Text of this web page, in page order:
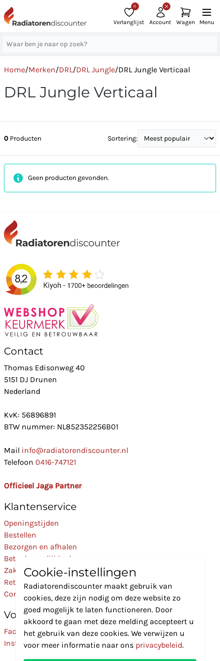
0
Verlanglijst Account Wagen Menu
Home/Merken/DRL/DRL Jungle/DRL Jungle Verticaal
DRL Jungle Verticaal
0 Producten Sortering:
Geen producten gevonden.
Contact
Thomas Edisonweg 40
5151 DJ Drunen
Nederland
KvK: 56896891
BTW nummer: NL852352256B01
Mail info@radiatorendiscounter.nl
Telefoon 0416-747121
Officieel Jaga Partner
Klantenservice
Openingstijden
Bestellen
Bezorgen en afhalen
Betaalmogelijkheden
Zakelijk
Retourneren
Contact
Volg Ons
Facebook
Instagram
Cookie-instellingen
Radiatorendiscounter maakt gebruik van
cookies, deze zijn nodig om deze website zo
goed mogelijk te laten functioneren. Door
akkoord te gaan met deze melding accepteert u
het gebruik van deze cookies. We verwijzen u
voor meer informatie naar ons privacybeleid.